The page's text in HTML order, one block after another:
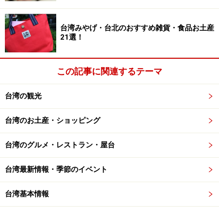
台湾みやげ・台北のおすすめ雑貨・食品お土産
21選！
この記事に関連するテーマ
台湾の観光
台湾のお土産・ショッピング
台湾のグルメ・レストラン・屋台
台湾最新情報・季節のイベント
台湾基本情報